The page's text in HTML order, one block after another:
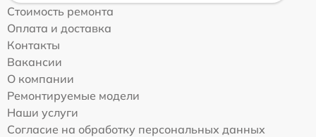
Стоимость ремонта
Оплата и доставка
Контакты
Вакансии
О компании
Ремонтируемые модели
Наши услуги
Согласие на обработку персональных данных